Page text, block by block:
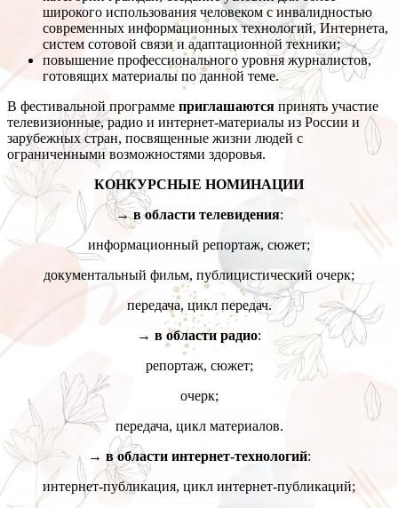
широкого использования человеком с инвалидностью
современных информационных технологий, Интернета,
систем сотовой связи и адаптационной техники;
повышение профессионального уровня журналистов,
готовящих материалы по данной теме.
В фестивальной программе приглашаютсяпринять участие
телевизионные, радио и интернет-материалы из России и
зарубежных стран, посвященные жизни людей с
ограниченными возможностями здоровья.
КОНКУРСНЫЕ НОМИНАЦИИ
→ в области телевидения:
информационный репортаж, сюжет;
документальный фильм, публицистический очерк;
передача, цикл передач.
→ в области радио:
репортаж, сюжет;
очерк;
передача, цикл материалов.
→ в области интернет-технологий:
интернет-публикация, цикл интернет-публикаций;